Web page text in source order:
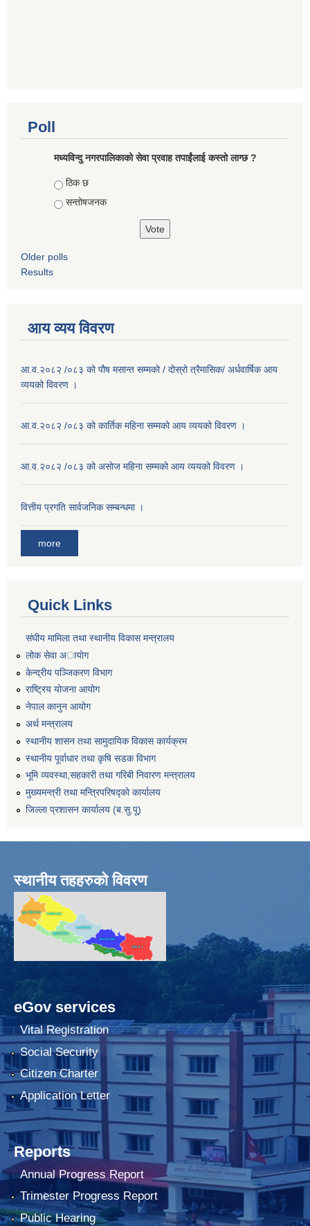
Poll
मध्यविन्दु नगरपालिकाको सेवा प्रवाह तपाईंलाई कस्तो लाग्छ ?
Choices
ठिक छ
सन्तोषजनक
Older polls
Results
आय व्यय विवरण
आ.व.२०८२ /०८३ को पौष मसान्त सम्मको / दोस्रो त्रैमासिक/ अर्धवार्षिक आय
व्ययको विवरण ।
आ.व.२०८२ /०८३ को कार्तिक महिना सम्मको आय व्ययको विवरण ।
आ.व.२०८२ /०८३ को असाेज महिना सम्मको आय व्ययको विवरण ।
वित्तीय प्रगति सार्वजनिक सम्बन्धमा ।
more
Quick Links
संघीय मामिला तथा स्थानीय विकास मन्त्रालय
लोक सेवा अायाेग
केन्द्रीय पञ्जिकरण विभाग
राष्ट्रिय योजना आयोग
नेपाल कानुन आयोग
अर्थ मन्त्रालय
स्थानीय शासन तथा सामुदायिक विकास कार्यक्रम
स्थानीय पूर्वाधार तथा कृषि सडक विभाग
भूमि व्यवस्था,सहकारी तथा गरिबी निवारण मन्त्रालय
मुख्यमन्त्री तथा मन्त्रिपरिषद्को कार्यालय
जिल्ला प्रशासन कार्यालय (ब.सु.पू)
स्थानीय तहहरुको विवरण
eGov services
Vital Registration
Social Security
Citizen Charter
Application Letter
Reports
Annual Progress Report
Trimester Progress Report
Public Hearing